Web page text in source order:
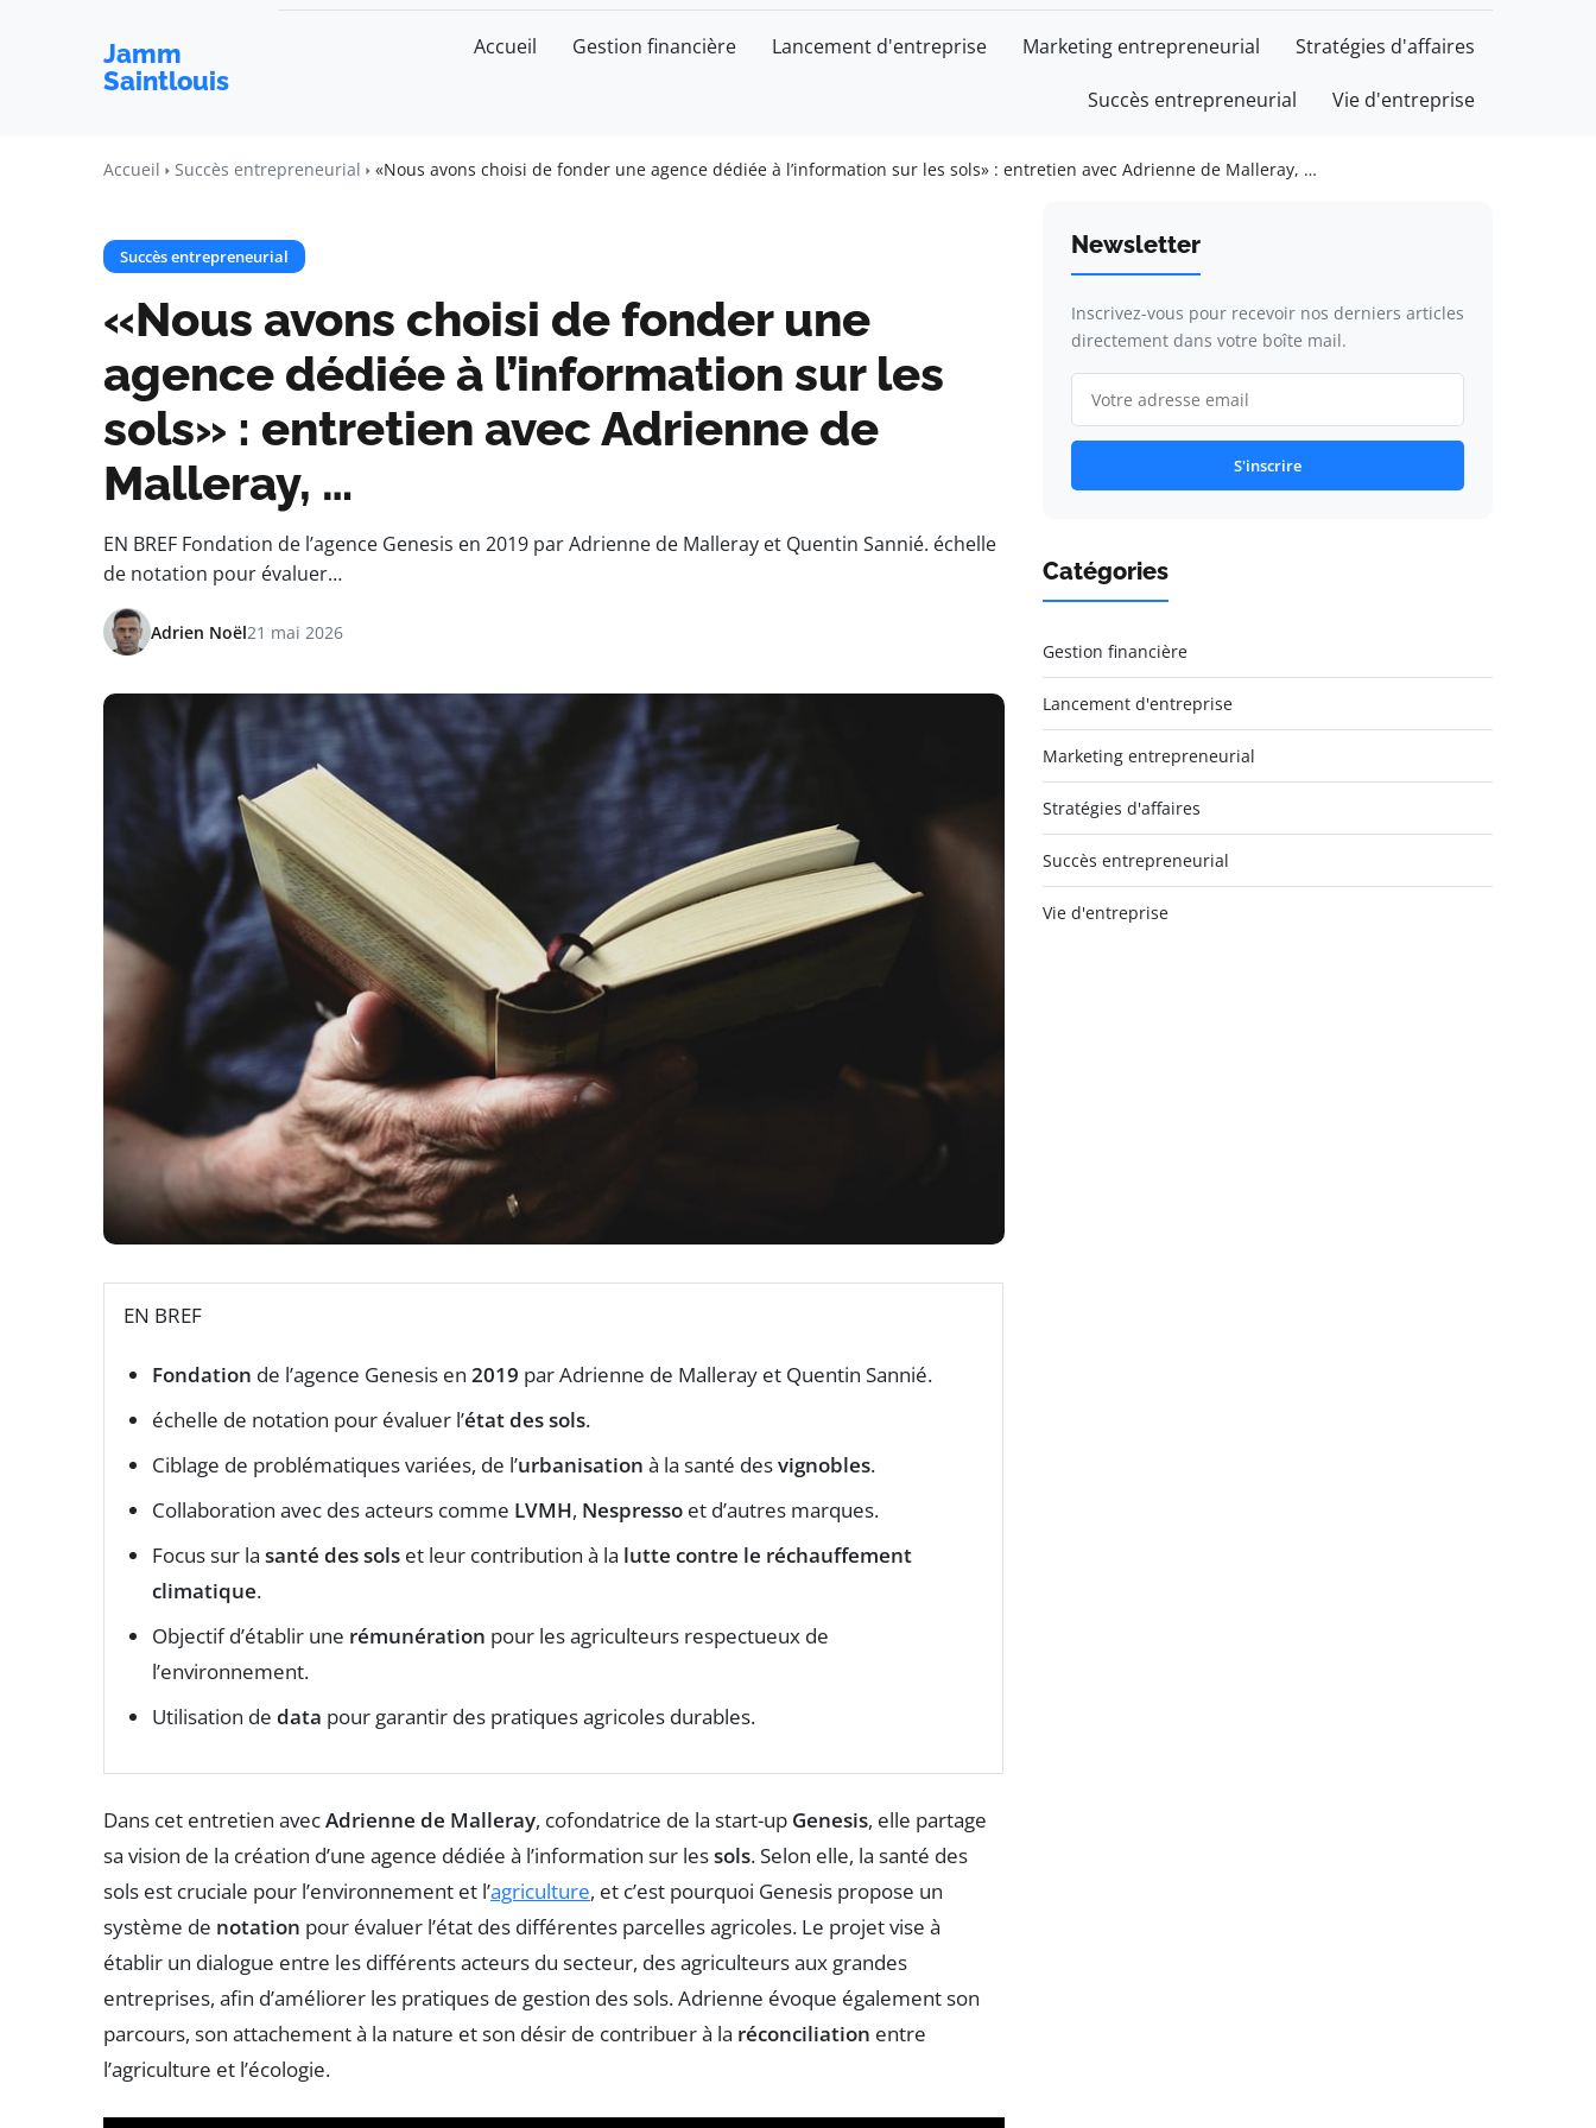
Jamm
Saintlouis
Accueil Gestion financière Lancement d'entreprise Marketing entrepreneurial Stratégies d'affaires
Succès entrepreneurial Vie d'entreprise
Accueil Succès entrepreneurial «Nous avons choisi de fonder une agence dédiée à l’information sur les sols» : entretien avec Adrienne de Malleray, …
Succès entrepreneurial
«Nous avons choisi de fonder une
agence dédiée à l’information sur les
sols» : entretien avec Adrienne de
Malleray, …
EN BREF Fondation de l’agence Genesis en 2019 par Adrienne de Malleray et Quentin Sannié. échelle
de notation pour évaluer…
Adrien Noël21 mai 2026
EN BREF
Fondation de l’agence Genesis en 2019 par Adrienne de Malleray et Quentin Sannié.
échelle de notation pour évaluer l’état des sols.
Ciblage de problématiques variées, de l’urbanisation à la santé desvignobles.
Collaboration avec des acteurs comme LVMH, Nespresso et d’autres marques.
Focus sur la santé des sols et leur contribution à la lutte contre le réchauffement
climatique.
Objectif d’établir une rémunération pour les agriculteurs respectueux de
l’environnement.
Utilisation de data pour garantir des pratiques agricoles durables.
Dans cet entretien avecAdrienne de Malleray, cofondatrice de la start-up Genesis, elle partage
sa vision de la création d’une agence dédiée à l’information sur lessols. Selon elle, la santé des
sols est cruciale pour l’environnement et l’agriculture, et c’est pourquoi Genesis propose un
système de notation pour évaluer l’état des différentes parcelles agricoles. Le projet vise à
établir un dialogue entre les différents acteurs du secteur, des agriculteurs aux grandes
entreprises, afin d’améliorer les pratiques de gestion des sols. Adrienne évoque également son
parcours, son attachement à la nature et son désir de contribuer à la réconciliation entre
l’agriculture et l’écologie.
Newsletter
Inscrivez-vous pour recevoir nos derniers articles
directement dans votre boîte mail.
S'inscrire
Catégories
Gestion financière
Lancement d'entreprise
Marketing entrepreneurial
Stratégies d'affaires
Succès entrepreneurial
Vie d'entreprise